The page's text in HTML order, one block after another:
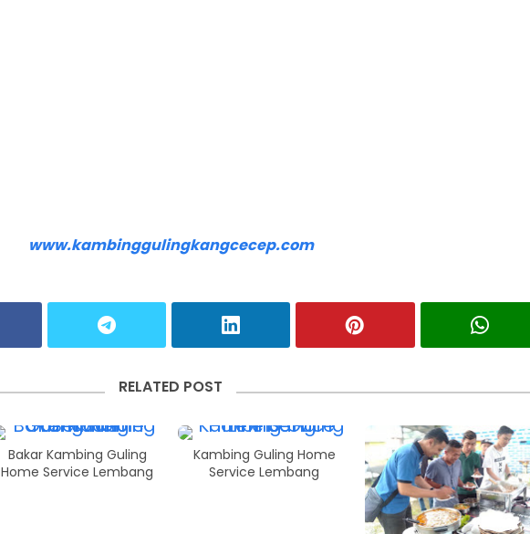
www.kambinggulingkangcecep.com
RELATED POST
Bakar Kambing Guling
Home Service Lembang
Kambing Guling Home
Service Lembang